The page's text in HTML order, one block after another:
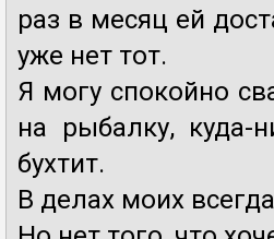
раз в месяц ей
уже нет тот.
Я могу спокойно
на рыбалку, куда-
бухтит.
В делах моих